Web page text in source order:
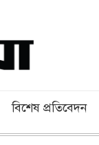
বিশেষ প্রতিবেদন